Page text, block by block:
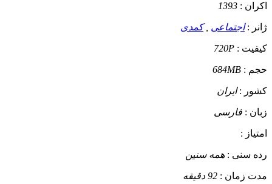
اکران : 1393
ژانر :اجتماعی ,کمدی
کیفیت : 720P
حجم : 684MB
کشور :ایران
زبان : فارسی
امتیاز :
رده سنی : همه سنین
مدت زمان : 92 دقیقه